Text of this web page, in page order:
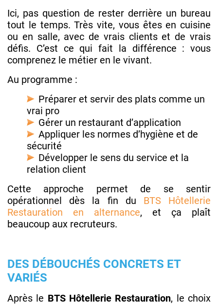
Ici, pas question de rester derrière un bureau
tout le temps. Très vite, vous êtes en cuisine
ou en salle, avec de vrais clients et de vrais
défis. C’est ce qui fait la différence : vous
comprenez le métier en le vivant.
Au programme :
Préparer et servir des plats comme un
vrai pro
Gérer un restaurant d’application
Appliquer les normes d’hygiène et de
sécurité
Développer le sens du service et la
relation client
Cette approche permet de se sentir
opérationnel dès la fin du BTS Hôtellerie
Restauration en alternance, et ça plaît
beaucoup aux recruteurs.
DES DÉBOUCHÉS CONCRETS ET
VARIÉS
Après le BTS Hôtellerie Restauration, le choix